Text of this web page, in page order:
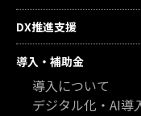
DX推進支援
導入・補助金
導入について
デジタル化・AI導